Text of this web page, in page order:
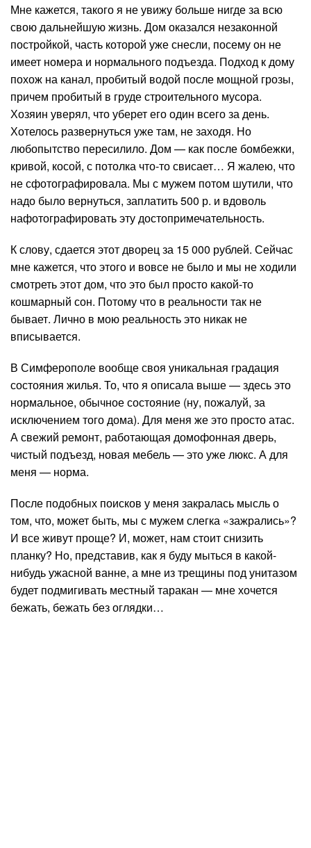
Мне кажется, такого я не увижу больше нигде за всю
свою дальнейшую жизнь. Дом оказался незаконной
постройкой, часть которой уже снесли, посему он не
имеет номера и нормального подъезда. Подход к дому
похож на канал, пробитый водой после мощной грозы,
причем пробитый в груде строительного мусора.
Хозяин уверял, что уберет его один всего за день.
Хотелось развернуться уже там, не заходя. Но
любопытство пересилило. Дом — как после бомбежки,
кривой, косой, с потолка что-то свисает… Я жалею, что
не сфотографировала. Мы с мужем потом шутили, что
надо было вернуться, заплатить 500 р. и вдоволь
нафотографировать эту достопримечательность.
К слову, сдается этот дворец за 15 000 рублей. Сейчас
мне кажется, что этого и вовсе не было и мы не ходили
смотреть этот дом, что это был просто какой-то
кошмарный сон. Потому что в реальности так не
бывает. Лично в мою реальность это никак не
вписывается.
В Симферополе вообще своя уникальная градация
состояния жилья. То, что я описала выше — здесь это
нормальное, обычное состояние (ну, пожалуй, за
исключением того дома). Для меня же это просто атас.
А свежий ремонт, работающая домофонная дверь,
чистый подъезд, новая мебель — это уже люкс. А для
меня — норма.
После подобных поисков у меня закралась мысль о
том, что, может быть, мы с мужем слегка «зажрались»?
И все живут проще? И, может, нам стоит снизить
планку? Но, представив, как я буду мыться в какой-
нибудь ужасной ванне, а мне из трещины под унитазом
будет подмигивать местный таракан — мне хочется
бежать, бежать без оглядки…